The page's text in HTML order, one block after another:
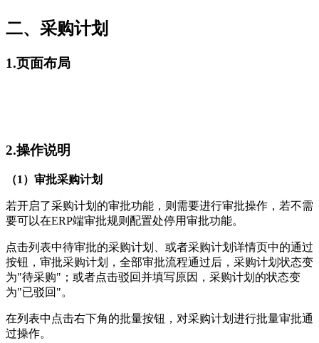
二、采购计划
1.页面布局
2.操作说明
（1）审批采购计划
若开启了采购计划的审批功能，则需要进行审批操作，若不需
要可以在ERP端审批规则配置处停用审批功能。
点击列表中待审批的采购计划、或者采购计划详情页中的通过
按钮，审批采购计划，全部审批流程通过后，采购计划状态变
为"待采购"；或者点击驳回并填写原因，采购计划的状态变
为"已驳回"。
在列表中点击右下角的批量按钮，对采购计划进行批量审批通
过操作。